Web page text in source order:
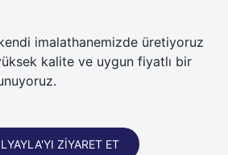
kendi imalathanemizde üretiyoruz
kalite ve uygun fiyatlı bir
ZİYARET ET